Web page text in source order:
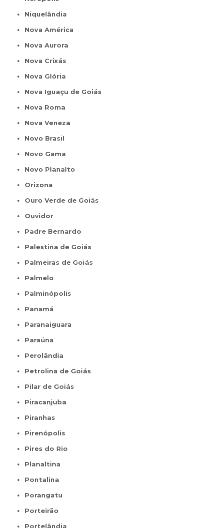
Niquelândia
Nova América
Nova Aurora
Nova Crixás
Nova Glória
Nova Iguaçu de Goiás
Nova Roma
Nova Veneza
Novo Brasil
Novo Gama
Novo Planalto
Orizona
Ouro Verde de Goiás
Ouvidor
Padre Bernardo
Palestina de Goiás
Palmeiras de Goiás
Palmelo
Palminópolis
Panamá
Paranaiguara
Paraúna
Perolândia
Petrolina de Goiás
Pilar de Goiás
Piracanjuba
Piranhas
Pirenópolis
Pires do Rio
Planaltina
Pontalina
Porangatu
Porteirão
Portelândia